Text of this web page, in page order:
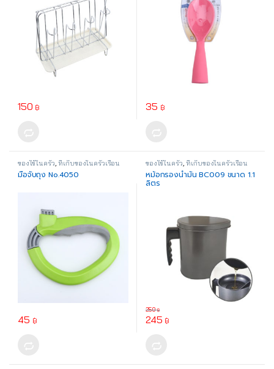
150 ฿ 35 ฿
ของใช้ในครัว,ที่เก็บของในครัวเรือน
มือจับถุง No.4050
45 ฿
This product has multiple variants. The options may be chosen
ของใช้ในครัว,ที่เก็บของในครัวเรือน
หม้อกรองน้ำมัน BC009 ขนาด 1.1
ลิตร
245 ฿
250฿